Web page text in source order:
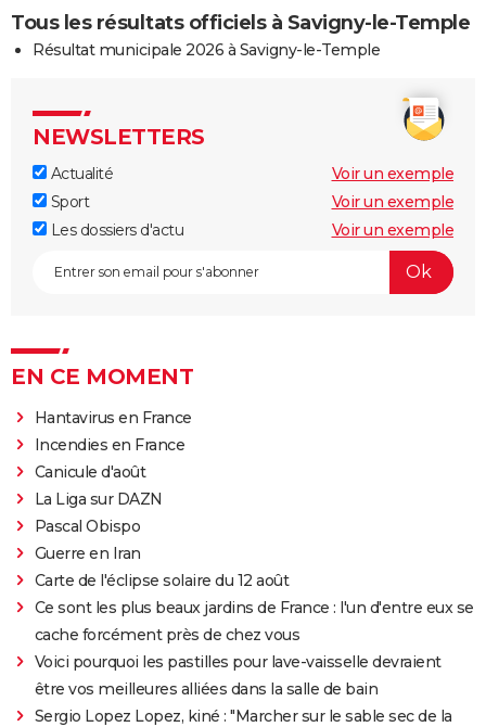
Tous les résultats officiels à Savigny-le-Temple
Résultat municipale 2026 à Savigny-le-Temple
NEWSLETTERS
Actualité
Voir un exemple
Sport
Voir un exemple
Les dossiers d'actu
Voir un exemple
EN CE MOMENT
Hantavirus en France
Incendies en France
Canicule d'août
La Liga sur DAZN
Pascal Obispo
Guerre en Iran
Carte de l'éclipse solaire du 12 août
Ce sont les plus beaux jardins de France : l'un d'entre eux se
cache forcément près de chez vous
Voici pourquoi les pastilles pour lave-vaisselle devraient
être vos meilleures alliées dans la salle de bain
Sergio Lopez Lopez, kiné : "Marcher sur le sable sec de la